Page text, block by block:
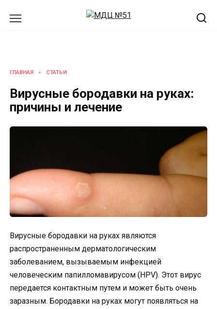
ГЛАВНАЯ » СТАТЬИ
Вирусные бородавки на руках:
причины и лечение
Вирусные бородавки на руках являются
распространенным дерматологическим
заболеванием, вызываемым инфекцией
человеческим папилломавирусом (HPV). Этот вирус
передается контактным путем и может быть очень
заразным. Бородавки на руках могут появляться на